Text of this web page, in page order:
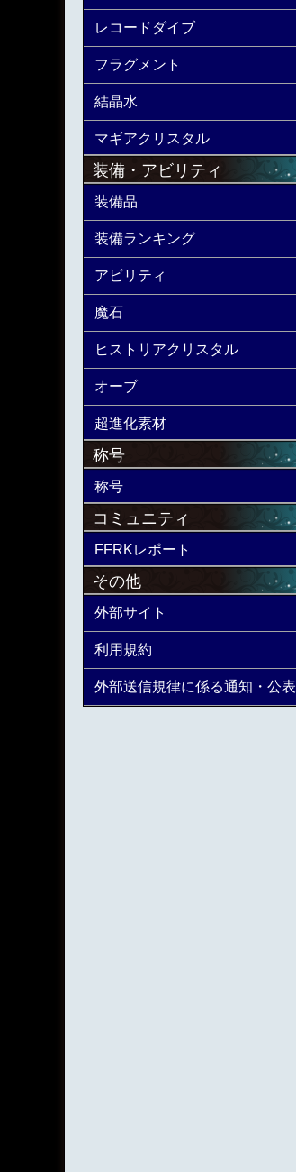
レコードダイブ
フラグメント
結晶水
マギアクリスタル
装備・アビリティ
装備品
装備ランキング
アビリティ
魔石
ヒストリアクリスタル
オーブ
超進化素材
称号
称号
コミュニティ
FFRKレポート
その他
外部サイト
利用規約
外部送信規律に係る通知・公表